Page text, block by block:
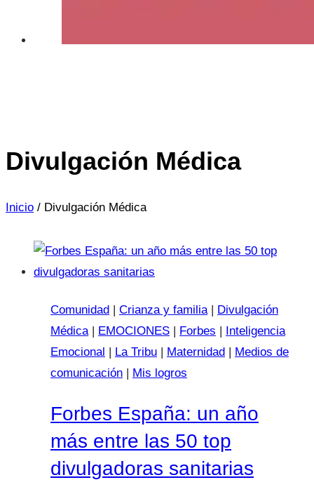
Divulgación Médica
Inicio / Divulgación Médica
Comunidad Crianza y familia|
Divulgación
Médica| EMOCIONES Forbes
Inteligencia
Emocional
La Tribu Maternidad
Medios de
comunicación
Mis logros
Forbes España: un año
más entre las 50 top
divulgadoras sanitarias